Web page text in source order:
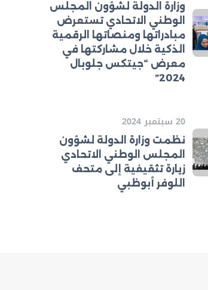
وزارة الدولة لشؤون المجلس
الوطني الاتحادي تستعرض
مبادراتها ومنصاتها الرقمية
الذكية خلال مشاركتها في
معرض “جيتكس جلوبال
2024”
20 سبتمبر 2024
نظمت وزارة الدولة لشؤون
المجلس الوطني الاتحادي
زيارة تثقيفية إلى متحف
اللوفر أبوظبي